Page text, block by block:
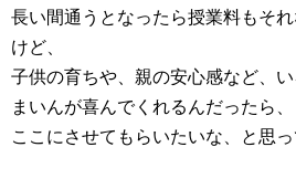
長い間通うとなったら授業料もそ
けど、
子供の育ちや、親の安心感など、い
まいんが喜んでくれるんだったら、
ここにさせてもらいたいな、と思っ